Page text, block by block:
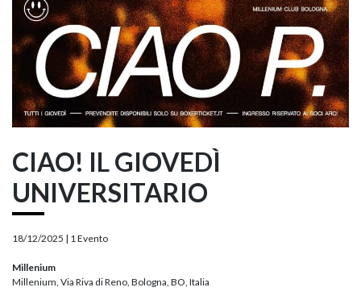
CIAO! IL GIOVEDÌ
UNIVERSITARIO
18/12/2025 | 1 Evento
Millenium
Millenium, Via Riva di Reno, Bologna, BO, Italia